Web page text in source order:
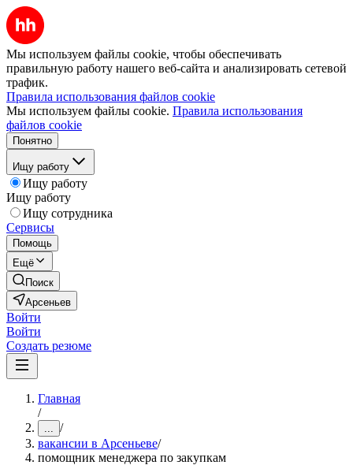
Мы используем файлы cookie, чтобы обеспечивать
правильную работу нашего веб-сайта и анализировать сетевой
трафик.
Правила использования файлов cookie
Мы используем файлы cookie. Правила использования
файлов cookie
Понятно
Ищу работу
Ищу работу
Ищу работу
Ищу сотрудника
Сервисы
Помощь
Ещё
Поиск
Арсеньев
Войти
Войти
Создать резюме
Главная
/
... /
вакансии в Арсеньеве/
помощник менеджера по закупкам